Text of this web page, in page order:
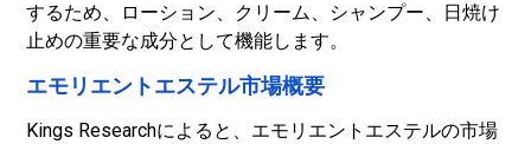
するため、ローション、クリーム、シャンプー、日焼け
止めの重要な成分として機能します。
エモリエントエステル市場概要
Kings Researchによると、エモリエントエステルの市場